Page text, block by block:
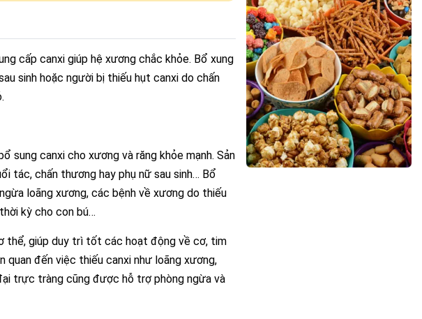
cấp canxi giúp hệ xương chắc khỏe. Bổ xung
sinh hoặc người bị thiếu hụt canxi do chấn
sung canxi cho xương và răng khỏe mạnh. Sản
tác, chấn thương hay phụ nữ sau sinh… Bổ
loãng xương, các bệnh về xương do thiếu
kỳ cho con bú…
thể, giúp duy trì tốt các hoạt động về cơ, tim
quan đến việc thiếu canxi như loãng xương,
trực tràng cũng được hỗ trợ phòng ngừa và